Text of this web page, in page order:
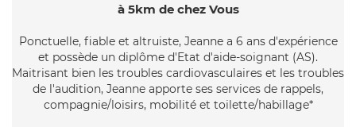
à 5km de chez Vous
Ponctuelle, fiable et altruiste, Jeanne a 6 ans d'expérience
et possède un diplôme d'Etat d'aide-soignant (AS).
Maitrisant bien les troubles cardiovasculaires et les troubles
de l'audition, Jeanne apporte ses services de rappels,
compagnie/loisirs, mobilité et toilette/habillage*